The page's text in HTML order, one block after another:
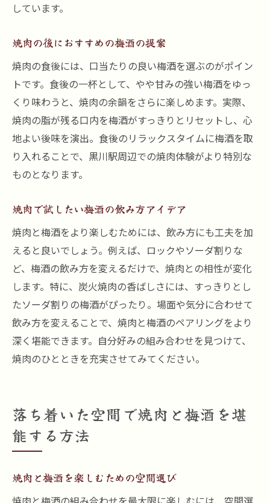
しています。
焼肉の後におすすめの梅酒の提案
焼肉の食後には、口当たりの良い梅酒を選ぶのがポイン
トです。食後の一杯として、やや甘みの強い梅酒をゆっ
くり味わうと、焼肉の余韻をさらに楽しめます。実際、
焼肉の脂が残る口内を梅酒がすっきりとリセットし、心
地よい後味を演出。食後のリラックスタイムに梅酒を取
り入れることで、黒川駅周辺での焼肉体験がより特別な
ものとなります。
焼肉で試したい梅酒の飲み方アイデア
焼肉と梅酒をより楽しむためには、飲み方にも工夫を加
えると良いでしょう。例えば、ロックやソーダ割りな
ど、梅酒の飲み方を変えるだけで、焼肉との相性が変化
します。特に、炭火焼肉の香ばしさには、すっきりとし
たソーダ割りの梅酒がぴったり。場面や気分に合わせて
飲み方を変えることで、焼肉と梅酒のペアリングをより
深く堪能できます。自分好みの組み合わせを見つけて、
焼肉のひとときを充実させてみてください。
落ち着いた空間で焼肉と梅酒を堪
能する方法
焼肉と梅酒を楽しむための空間選び